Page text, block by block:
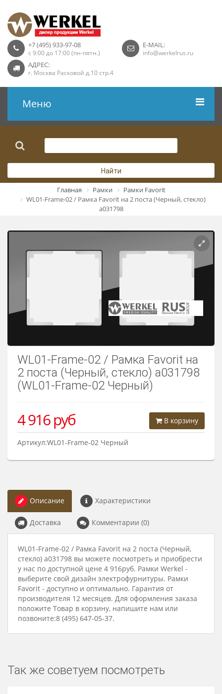
+7 (495) 933-97-08
с 9:00 до 17:00 (пн-пятн.)
E-MAIL:
info@werkelrus.ru
АДРЕС:
г. Москва Расковой д.10 стр.4
Меню
Розетки USB
Розетки ТВ
Розетки акустика
Найти
Главная Рамки
Рамки Favorit
WL01-Frame-02 / Рамка Favorit на 2 поста (Черный, стекло)
a031798
WL01-Frame-02 / Рамка Favorit на
2 поста (Черный, стекло) a031798
(WL01-Frame-02 Черный)
В корзину
4 916руб
Артикул:WL01-Frame-02 Черный
Описание Характеристики
Доставка Комментарии (0)
WL01-Frame-02 / Рамка Favorit на 2 поста (Черный,
стекло) a031798 вы можете посмотреть и приобрести
у нас по доступной цене 4 916руб. Рамки Werkel -
выберите свой дизайн электрофурнитуры. Рамки
Favorit - доступно и оптимально. Гарантия от
производителя 12 месяцев. Для оформления заказа
положите Товар в корзину, напишите нам или
позвоните:8 (495) 647-05-37.
Так же советуем посмотреть